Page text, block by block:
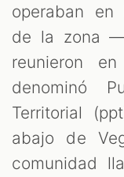
operaban en
de la zona
reunieron
denominó
Territorial
abajo de
comunidad